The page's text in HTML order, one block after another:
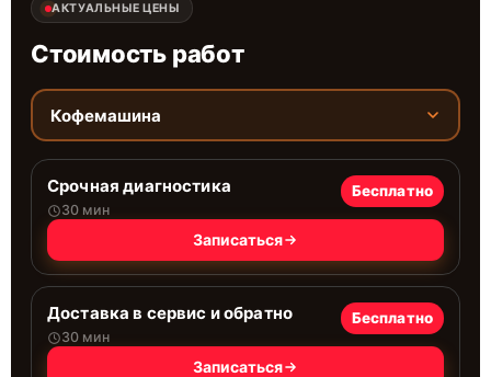
АКТУАЛЬНЫЕ ЦЕНЫ
Стоимость работ
Кофемашина
Срочная диагностика
30 мин
Бесплатно
Записаться
Доставка в сервис и обратно
30 мин
Бесплатно
Записаться